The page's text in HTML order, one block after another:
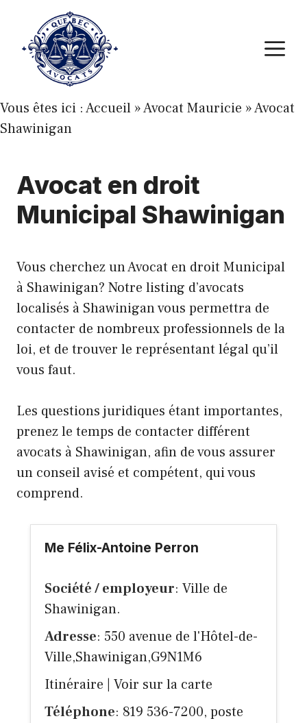
contenu
Vous êtes ici :Accueil »Avocat Mauricie »Avocat
Shawinigan
Avocat en droit
Municipal Shawinigan
Vous cherchez un Avocat en droit Municipal
à Shawinigan? Notre listing d’avocats
localisés à Shawinigan vous permettra de
contacter de nombreux professionnels de la
loi, et de trouver le représentant légal qu’il
vous faut.
Les questions juridiques étant importantes,
prenez le temps de contacter différent
avocats à Shawinigan, afin de vous assurer
un conseil avisé et compétent, qui vous
comprend.
Me Félix-Antoine Perron
Société / employeur: Ville de
Shawinigan.
Adresse: 550 avenue de l'Hôtel-de-
Ville,Shawinigan,G9N1M6
Itinéraire
Voir sur la carte
Téléphone: 819 536-7200, poste